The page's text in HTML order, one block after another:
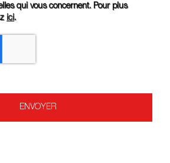
qui vous concernent. Pour plus
ici.